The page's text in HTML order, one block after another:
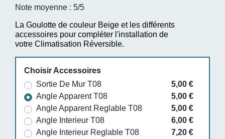
Note moyenne : 5/5
La Goulotte de couleur Beige et les différents
accessoires pour compléter l'installation de
votre Climatisation Réversible.
Choisir Accessoires
Sortie De Mur T08
5,00 €
Angle Apparent T08
5,00 €
Angle Apparent Reglable T08
5,00 €
Angle Interieur T08
6,00 €
Angle Interieur Reglable T08
7,20 €